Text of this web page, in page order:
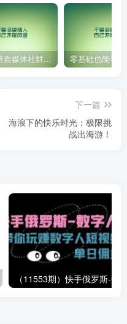
高效运营自媒体社群，让内容更有价值！
下一篇
海浪下的快乐时光：极限挑
战出海游！